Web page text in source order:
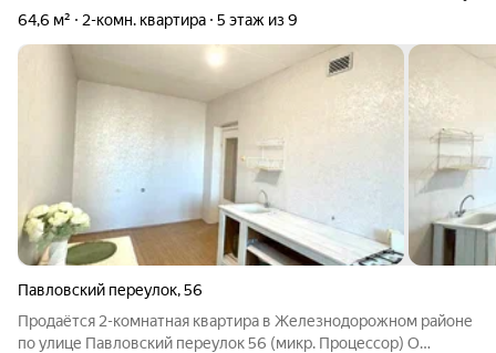
64,6 м² 2-комн. квартира 5 этаж из 9
Павловский переулок,56
Продаётся 2-комнатная квартира в Железнодорожном районе
по улице Павловский переулок 56 (микр. Процессор) О